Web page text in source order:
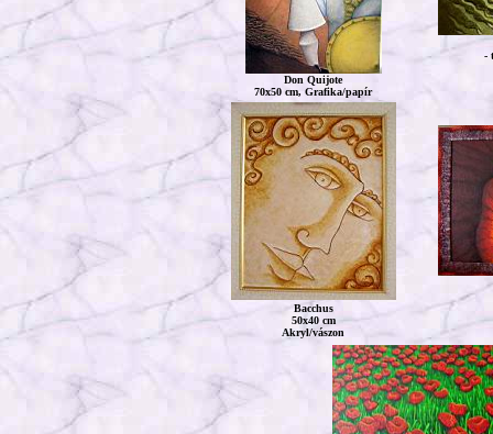
Don Quijote
70x50 cm, Grafika/papír
-
Bacchus
50x40 cm
Akryl/vászon